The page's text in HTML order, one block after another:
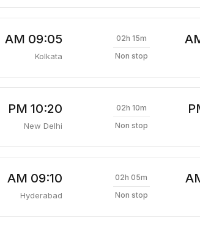
02h 15m
Non stop
09:05 AM
Kolkata
02h 10m
Non stop
10:20 PM
New Delhi
02h 05m
Non stop
09:10 AM
Hyderabad